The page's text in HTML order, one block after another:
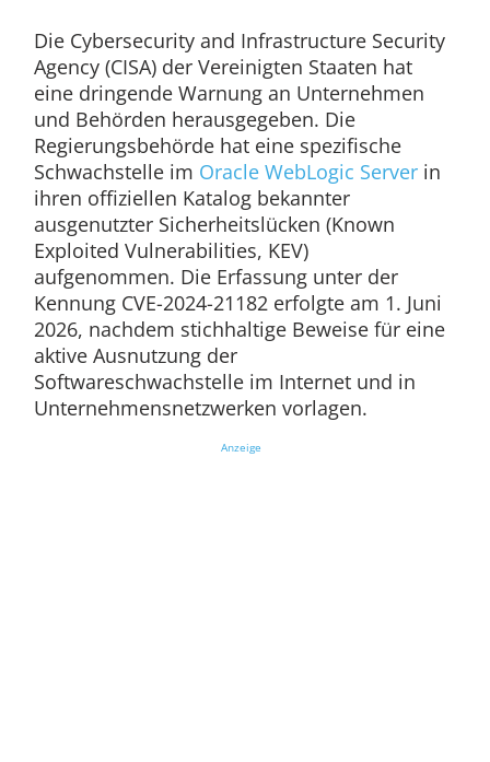
Die Cybersecurity and Infrastructure Security
Agency (CISA) der Vereinigten Staaten hat
eine dringende Warnung an Unternehmen
und Behörden herausgegeben. Die
Regierungsbehörde hat eine spezifische
Schwachstelle im Oracle WebLogic Serverin
ihren offiziellen Katalog bekannter
ausgenutzter Sicherheitslücken (Known
Exploited Vulnerabilities, KEV)
aufgenommen. Die Erfassung unter der
Kennung CVE-2024-21182 erfolgte am 1. Juni
2026, nachdem stichhaltige Beweise für eine
aktive Ausnutzung der
Softwareschwachstelle im Internet und in
Unternehmensnetzwerken vorlagen.
Anzeige